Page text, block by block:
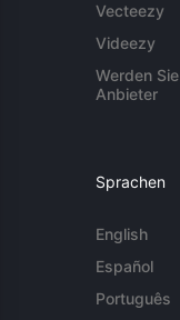
Vecteezy
Videezy
Werden Sie
Anbieter
Sprachen
English
Español
Português